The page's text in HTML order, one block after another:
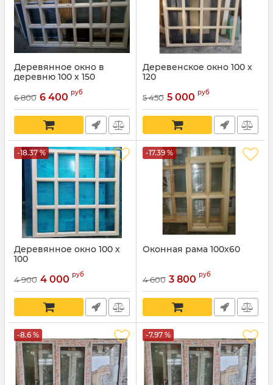
Деревянное окно в
деревню 100 х 150
6 800 6 400 руб
Деревенское окно 100 х
120
5 450 5 000 руб
-18.37 %
Деревянное окно 100 х
100
4 900 4 000 руб
-17.39 %
Оконная рама 100х60
4 600 3 800 руб
-8.6 % -7.97 %